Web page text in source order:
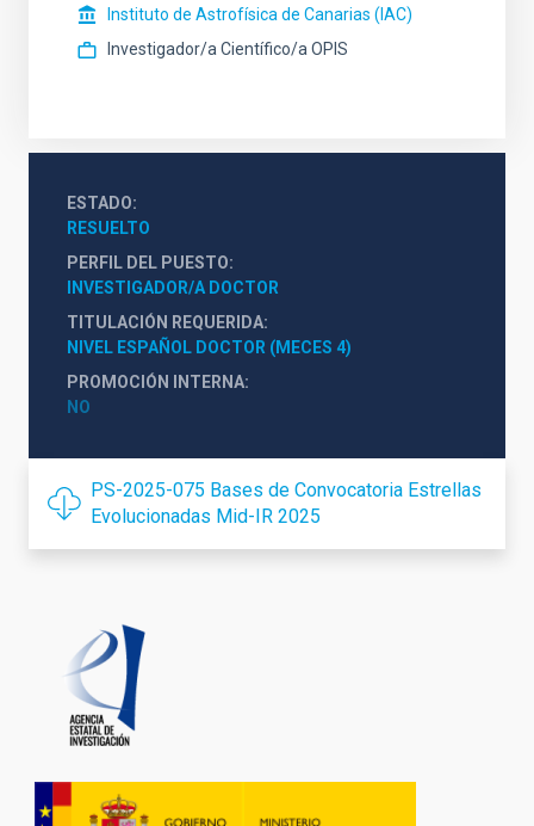
Instituto de Astrofísica de Canarias (IAC)
Investigador/a Científico/a OPIS
ESTADO
RESUELTO
PERFIL DEL PUESTO
INVESTIGADOR/A DOCTOR
TITULACIÓN REQUERIDA
NIVEL ESPAÑOL DOCTOR (MECES 4)
PROMOCIÓN INTERNA
NO
PS-2025-075 Bases de Convocatoria Estrellas
Evolucionadas Mid-IR 2025